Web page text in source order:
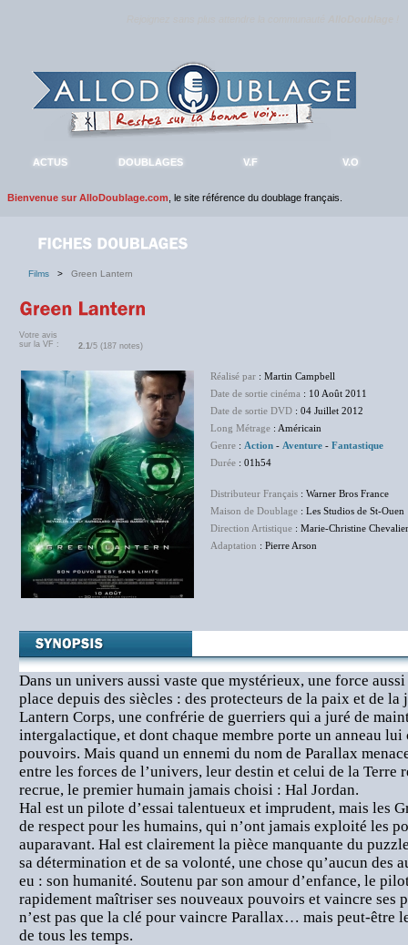
ACTUS DOUBLAGES V.F V.O
Bienvenue sur AlloDoublage.com , le site référence du doublage français.
Films > Green Lantern
Votre avis
sur la VF :
2.1/5 (187 notes)
Réalisé par : Martin Campbell
Date de sortie cinéma : 10 Août 2011
Date de sortie DVD : 04 Juillet 2012
Long Métrage : Américain
Genre : Action - Aventure - Fantastique
Durée : 01h54
Distributeur Français : Warner Bros France
Maison de Doublage : Les Studios de St-Ouen
Direction Artistique : Marie-Christine Chevalier
Adaptation : Pierre Arson
Dans un univers aussi vaste que mystérieux, une force
place depuis des siècles : des protecteurs de la paix et de la
Lantern Corps, une confrérie de guerriers qui a juré de
intergalactique, et dont chaque membre porte un anneau lui
pouvoirs. Mais quand un ennemi du nom de Parallax
entre les forces de l’univers, leur destin et celui de la Terre
recrue, le premier humain jamais choisi : Hal Jordan.
Hal est un pilote d’essai talentueux et imprudent, mais les
de respect pour les humains, qui n’ont jamais exploité les
auparavant. Hal est clairement la pièce manquante du
sa détermination et de sa volonté, une chose qu’aucun des
eu : son humanité. Soutenu par son amour d’enfance, le
rapidement maîtriser ses nouveaux pouvoirs et vaincre ses
n’est pas que la clé pour vaincre Parallax… mais peut-être
de tous les temps.